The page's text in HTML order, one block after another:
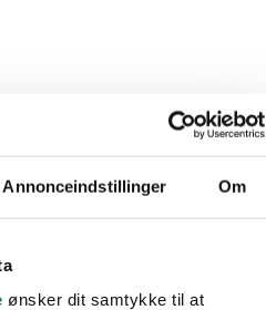
Annonceindstillinger Om
ønsker dit samtykke til at